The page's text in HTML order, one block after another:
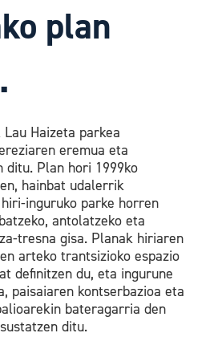
plan
Haizeta parkea
eremua eta
ditu. Plan hori 1999ko
hainbat udalerrik
inguruko parke horren
antolatzeko eta
tresna gisa. Planak hiriaren
arteko trantsizioko espazio
definitzen du, eta ingurune
paisaiaren kontserbazioa eta
bateragarria den
ditu.